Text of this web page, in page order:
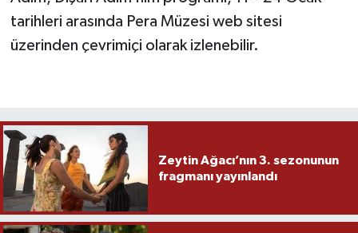
tarihleri arasında Pera Müzesi web sitesi
üzerinden çevrimiçi olarak izlenebilir.
Zeytin Ağacı’nın 3. sezonunun
fragmanı yayınlandı